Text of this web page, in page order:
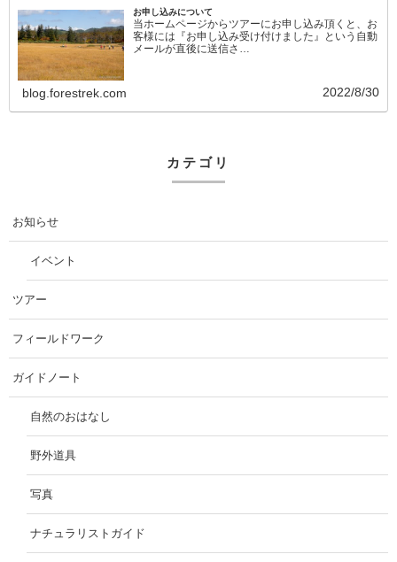
お申し込みについて
当ホームページからツアーにお申し込み頂くと、お
客様には『お申し込み受け付けました』という自動
メールが直後に送信さ…
blog.forestrek.com 2022/8/30
カテゴリ
お知らせ
イベント
ツアー
フィールドワーク
ガイドノート
自然のおはなし
野外道具
写真
ナチュラリストガイド